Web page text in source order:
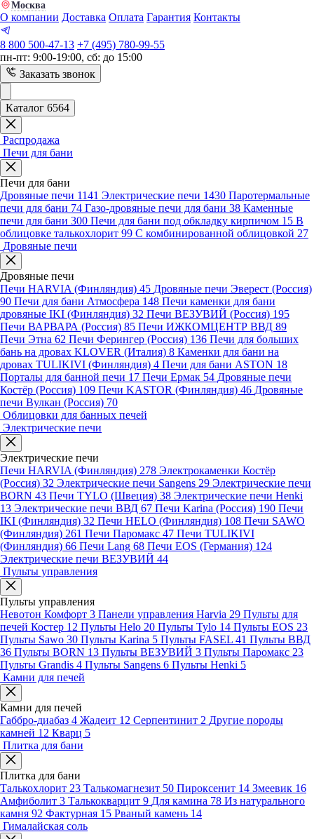
Москва
О компании Доставка Оплата Гарантия Контакты
8 800 500-47-13 +7 (495) 780-99-55
пн-пт: 9:00-19:00, сб: до 15:00
Заказать звонок
Каталог 6564
Распродажа
Печи для бани
Печи для бани
Дровяные печи 1141 Электрические печи 1430 Паротермальные
печи для бани 74 Газо-дровяные печи для бани 38 Каменные
печи для бани 300 Печи для бани под обкладку кирпичом 15 В
облицовке талькохлорит 99 С комбинированной облицовкой 27
Дровяные печи
Дровяные печи
Печи HARVIA (Финляндия) 45 Дровяные печи Эверест (Россия)
90 Печи для бани Атмосфера 148 Печи каменки для бани
дровяные IKI (Финляндия) 32 Печи ВЕЗУВИЙ (Россия) 195
Печи ВАРВАРА (Россия) 85 Печи ИЖКОМЦЕНТР ВВД 89
Печи Этна 62 Печи Ферингер (Россия) 136 Печи для больших
бань на дровах KLOVER (Италия) 8 Каменки для бани на
дровах TULIKIVI (Финляндия) 4 Печи для бани ASTON 18
Порталы для банной печи 17 Печи Ермак 54 Дровяные печи
Костёр (Россия) 109 Печи KASTOR (Финляндия) 46 Дровяные
печи Вулкан (Россия) 70
Облицовки для банных печей
Электрические печи
Электрические печи
Печи HARVIA (Финляндия) 278 Электрокаменки Костёр
(Россия) 32 Электрические печи Sangens 29 Электрические печи
BORN 43 Печи TYLO (Швеция) 38 Электрические печи Henki
13 Электрические печи ВВД 67 Печи Karina (Россия) 190 Печи
IKI (Финляндия) 32 Печи HELO (Финляндия) 108 Печи SAWO
(Финляндия) 261 Печи Паромакс 47 Печи TULIKIVI
(Финляндия) 66 Печи Lang 68 Печи EOS (Германия) 124
Электрические печи ВЕЗУВИЙ 44
Пульты управления
Пульты управления
Невотон Комфорт 3 Панели управления Harvia 29 Пульты для
печей Костер 12 Пульты Helo 20 Пульты Tylo 14 Пульты EOS 23
Пульты Sawo 30 Пульты Karina 5 Пульты FASEL 41 Пульты ВВД
36 Пульты BORN 13 Пульты ВЕЗУВИЙ 3 Пульты Паромакс 23
Пульты Grandis 4 Пульты Sangens 6 Пульты Henki 5
Камни для печей
Камни для печей
Габбро-диабаз 4 Жадеит 12 Серпентинит 2 Другие породы
камней 12 Кварц 5
Плитка для бани
Плитка для бани
Талькохлорит 23 Талькомагнезит 50 Пироксенит 14 Змеевик 16
Амфиболит 3 Талькокварцит 9 Для камина 78 Из натурального
камня 92 Фактурная 15 Рваный камень 14
Гималайская соль